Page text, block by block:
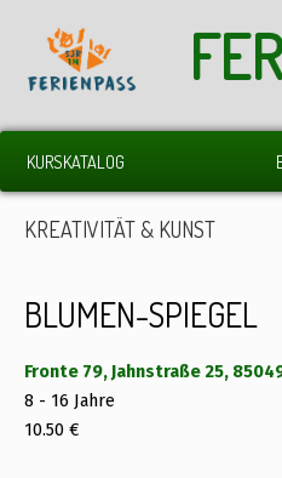
KURSKATALOG
KREATIVITÄT & KUNST
BLUMEN-SPIEGEL
Fronte 79, Jahnstraße 25,
8 - 16 Jahre
10.50 €